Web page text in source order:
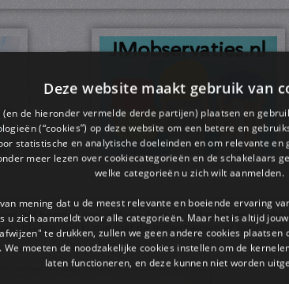
pdf bestand kun je doen door op het gekozen plaatje
dan kun je met de pijltjestoetsen er doorheen
Deze website maakt gebruik van
(en de hieronder vermelde derde partijen) plaatsen en
(“cookies”) op deze website om een ​​betere en
statistische en analytische doeleinden en om relevante en
meer lezen over cookiecategorieën en de schakelaars
welke categorieën u zich wilt aanmelden.
mening dat u de meest relevante en boeiende ervaring
u zich aanmeldt voor alle categorieën. Maar het is altijd
te drukken, zullen we geen andere cookies plaatsen
We moeten de noodzakelijke cookies instellen om de
laten functioneren, en deze kunnen niet worden